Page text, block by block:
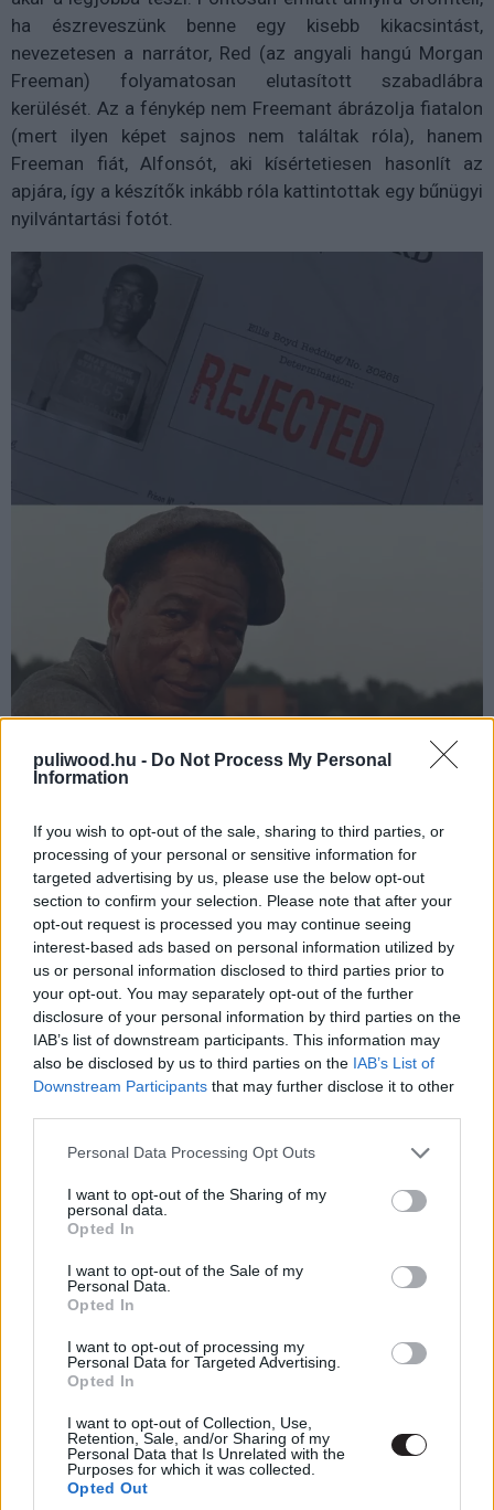
puliwood.hu - Do Not Process My Personal
Information
If you wish to opt-out of the sale, sharing to third parties, or
processing of your personal or sensitive information for
targeted advertising by us, please use the below opt-out
section to confirm your selection. Please note that after your
opt-out request is processed you may continue seeing
interest-based ads based on personal information utilized by
us or personal information disclosed to third parties prior to
your opt-out. You may separately opt-out of the further
disclosure of your personal information by third parties on the
IAB’s list of downstream participants. This information may
also be disclosed by us to third parties on the IAB’s List of
Downstream Participants that may further disclose it to other
Please note that this website/app uses one or more Google
not limited to your visit or usage behaviour. You may click to
grant or deny consent to Google and its third-party tags to
use your data for below specified purposes in below Google
consent section.
Personal Data Processing Opt Outs
I want to opt-out of the Sharing of my
personal data.
Opted In
I want to opt-out of the Sale of my
Personal Data.
Opted In
I want to opt-out of processing my
Personal Data for Targeted Advertising.
Opted In
I want to opt-out of Collection, Use,
Retention, Sale, and/or Sharing of my
Personal Data that Is Unrelated with the
Purposes for which it was collected.
Opted Out
ha észreveszünk benne egy kisebb kikacsintást,
nevezetesen a narrátor, Red (az angyali hangú Morgan
Freeman) folyamatosan elutasított szabadlábra
kerülését. Az a fénykép nem Freemant ábrázolja fiatalon
(mert ilyen képet sajnos nem találtak róla), hanem
Freeman fiát, Alfonsót, aki kísértetiesen hasonlít az
apjára, így a készítők inkább róla kattintottak egy bűnügyi
nyilvántartási fotót.
Az egyik legismertebb kultfilm, amit manapság már
elvárás szeretni és imádni, ha sznob akarsz lenni.
Viszont emellett ténylegesen egy különös, egyedi
filmélményt takar a
Donnie Darko , amit már csak Jake
Gyllenhaal zsigeri alakítása miatt is érdemes megnézni.
De ha a gondolkodós, mélázós, minden részletet
kielemző metódust kedveljük jobban, akkor is megér a
film egy próbát, mert ezekben tényleg nem szűkölködik.
Ahogy érdekességekben sem, viszont annyira mi nem
mikor Jake és Maggie Gyllenhaal beszélgetnek a
konyhában, az asztalon látható egy különös faragású
tökfej. Ha ráközelítünk, akkor tisztán látszik, hogy ez
Franket, vagyis a "nyuszijelmezbe bújt" alakot ábrázolja.